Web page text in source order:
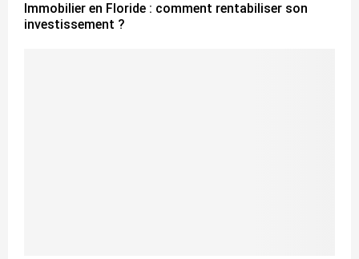
Immobilier en Floride : comment rentabiliser son
investissement ?